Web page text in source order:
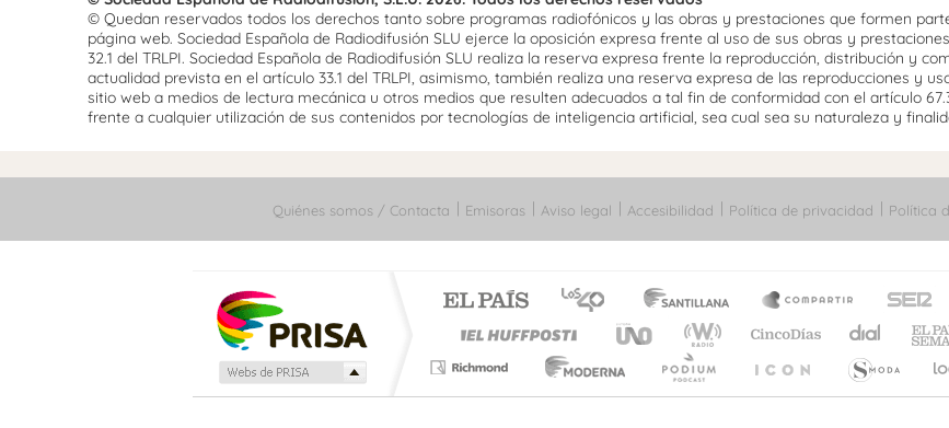
© Quedan reservados todos los derechos tanto sobre programas radiofónicos y las obras y prestaciones que formen
página web. Sociedad Española de Radiodifusión SLU ejerce la oposición expresa frente al uso de sus obras y
32.1 del TRLPI. Sociedad Española de Radiodifusión SLU realiza la reserva expresa frente la reproducción, distribución y
actualidad prevista en el artículo 33.1 del TRLPI, asimismo, también realiza una reserva expresa de las reproducciones y
sitio web a medios de lectura mecánica u otros medios que resulten adecuados a tal fin de conformidad con el artículo
frente a cualquier utilización de sus contenidos por tecnologías de inteligencia artificial, sea cual sea su naturaleza y
Quiénes somos / Contacta Emisoras Aviso legal Accesibilidad Política de privacidad Política